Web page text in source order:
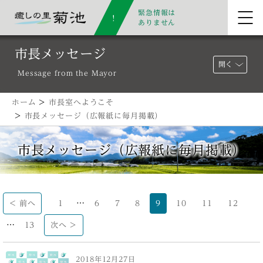
緊急情報は
ありません
市長メッセージ
Message from the Mayor
開く
ホーム >市長室へようこそ
> 市長メッセージ（広報紙に毎月掲載）
市長メッセージ（広報紙に毎月掲載）
< 前へ 1 … 6 7 8 9 10 11 12
… 13 次へ >
2018年12月27日